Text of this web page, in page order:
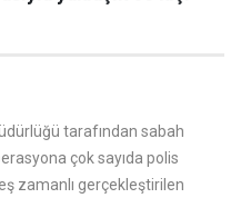
tarafından sabah
çok sayıda polis
zamanlı gerçekleştirilen